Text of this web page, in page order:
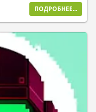
ПОДРОБНЕЕ...